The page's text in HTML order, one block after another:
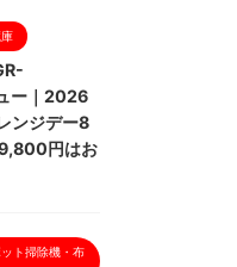
ー｜2026
ンジデー8
円はお
ト掃除機・布